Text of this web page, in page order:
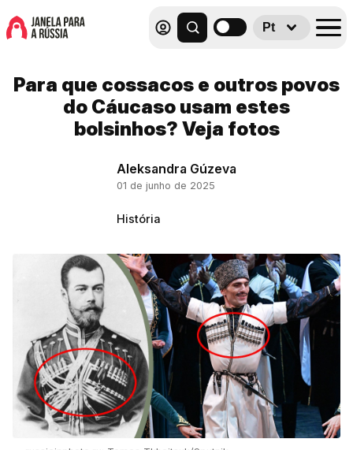
Pt
Para que cossacos e outros povos
do Cáucaso usam estes
bolsinhos? Veja fotos
Aleksandra Gúzeva
01 de junho de 2025
História